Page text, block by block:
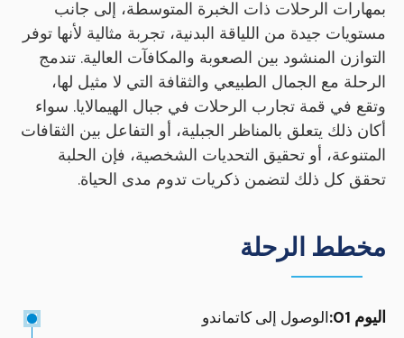
بمهارات الرحلات ذات الخبرة المتوسطة، إلى جانب
مستويات جيدة من اللياقة البدنية، تجربة مثالية لأنها توفر
التوازن المنشود بين الصعوبة والمكافآت العالية. تندمج
الرحلة مع الجمال الطبيعي والثقافة التي لا مثيل لها،
وتقع في قمة تجارب الرحلات في جبال الهيمالايا. سواء
أكان ذلك يتعلق بالمناظر الجبلية، أو التفاعل بين الثقافات
المتنوعة، أو تحقيق التحديات الشخصية، فإن الحلبة
تحقق كل ذلك لتضمن ذكريات تدوم مدى الحياة.
مخطط الرحلة
اليوم 01: الوصول إلى كاتماندو